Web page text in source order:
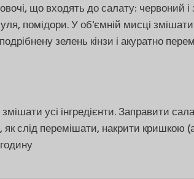
що входять до салату: червоний
помідори. У об'ємній мисці
зелень кінзи і акуратно
усі інгредієнти. Заправити
слід перемішати, накрити кришкою